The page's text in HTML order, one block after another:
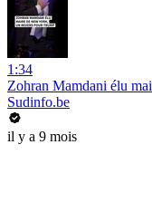
1:34
Zohran Mamdani élu
Sudinfo.be
il y a 9 mois